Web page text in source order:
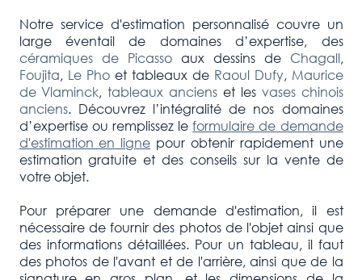
Notre service d'estimation personnalisé couvre un
large éventail de domaines d’expertise, des
céramiques de Picassoaux dessins de Chagall,
Foujita, Le Phoet tableaux de Raoul Dufy, Maurice
de Vlaminck,tableaux anciens et les vases chinois
anciens. Découvrez l’intégralité de nos domaines
d’expertise ou remplissez leformulaire de demande
d'estimation en ligne pour obtenir rapidement une
estimation gratuite et des conseils sur la vente de
votre objet.
Pour préparer une demande d'estimation, il est
nécessaire de fournir des photos de l'objet ainsi que
des informations détaillées. Pour un tableau, il faut
des photos de l'avant et de l'arrière, ainsi que de la